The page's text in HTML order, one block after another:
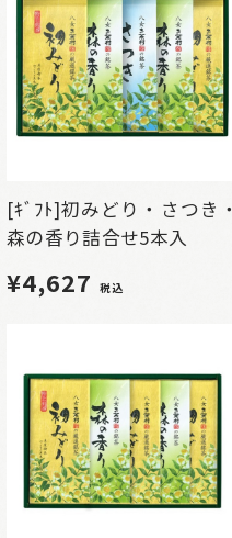
[ｷﾞﾌﾄ]初みどり・さつき・
森の香り詰合せ5本入
¥4,627 税込